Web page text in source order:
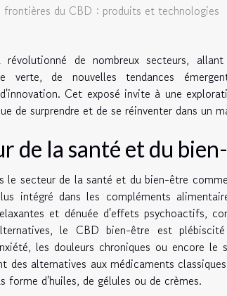
frontières du CBD : produits et technologies
de nombreux secteurs,
de nouvelles tendances
Cet exposé invite à une
de surprendre et de se réinventer dans un
de la santé et du
le secteur de la santé et du bien-être
intégré dans les compléments
et dénuée d'effets psychoactifs,
le CBD bien-être est
les douleurs chroniques ou encore le
des alternatives aux médicaments
forme d'huiles, de gélules ou de crèmes.